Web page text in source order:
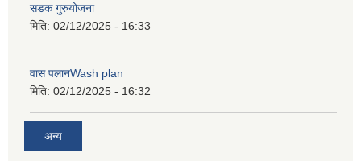
सडक गुरुयोजना
मिति: 02/12/2025 - 16:33
वास पलानWash plan
मिति: 02/12/2025 - 16:32
अन्य